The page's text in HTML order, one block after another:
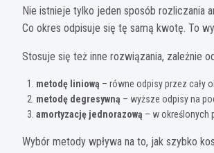
Nie istnieje tylko jeden sposób rozliczania
Co okres odpisuje się tę samą kwotę. To
Stosuje się też inne rozwiązania, zależnie
metodę liniową – równe odpisy przez cały
metodę degresywną – wyższe odpisy na
amortyzację jednorazową – w określonych
Wybór metody wpływa na to, jak szybko